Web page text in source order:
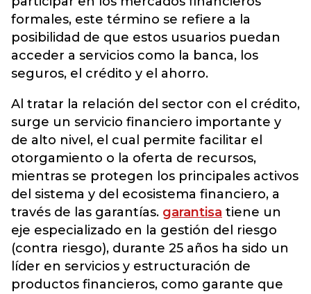
formales, este término se refiere a la
posibilidad de que estos usuarios puedan
acceder a servicios como la banca, los
seguros, el crédito y el ahorro.
Al tratar la relación del sector con el crédito,
surge un servicio financiero importante y
de alto nivel, el cual permite facilitar el
otorgamiento o la oferta de recursos,
mientras se protegen los principales activos
del sistema y del ecosistema financiero, a
través de las garantías. garantisa tiene un
eje especializado en la gestión del riesgo
(contra riesgo), durante 25 años ha sido un
líder en servicios y estructuración de
productos financieros, como garante que